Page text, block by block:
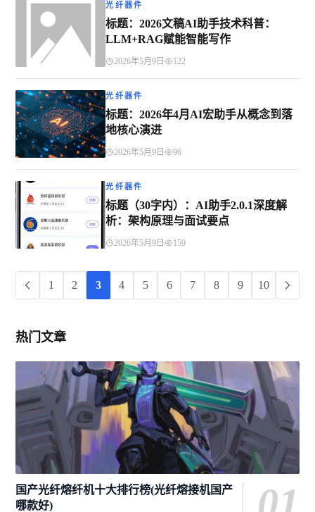
光纤器件
标题：2026文稿AI助手技术科普：
LLM+RAG赋能智能写作
2026年5月9日 122
光纤器件
标题：2026年4月AI宏助手从概念到落
地核心演进
2026年5月9日 96
光纤器件
标题（30字内）：AI助手2.0.1深度解
析：架构原理与面试要点
2026年5月9日 159
1 2 3 4 5 6 7 8 9 10
热门文章
国产光纤熔纤机十大排行榜(光纤熔接机国产
哪款好)